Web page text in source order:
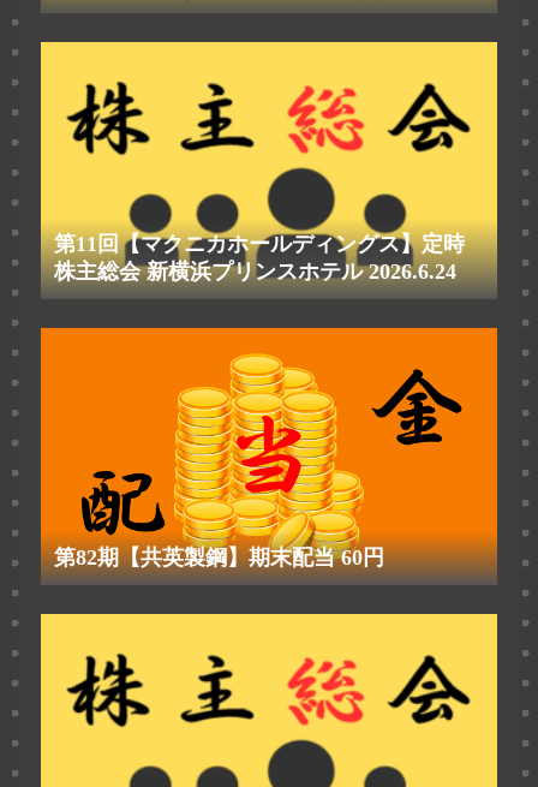
第11回【マクニカホールディングス】定時
株主総会 新横浜プリンスホテル 2026.6.24
第82期【共英製鋼】期末配当 60円